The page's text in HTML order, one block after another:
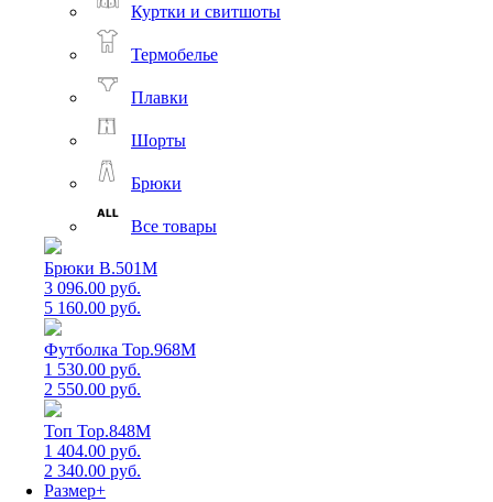
Куртки и свитшоты
Термобелье
Плавки
Шорты
Брюки
Все товары
Брюки B.501M
3 096.00 руб.
5 160.00 руб.
Футболка Top.968M
1 530.00 руб.
2 550.00 руб.
Топ Top.848M
1 404.00 руб.
2 340.00 руб.
Размер+